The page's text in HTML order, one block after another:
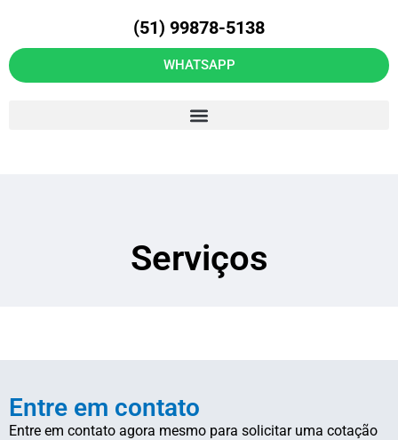
(51) 99878-5138
WHATSAPP
Serviços
Entre em contato
Entre em contato agora mesmo para solicitar uma cotação